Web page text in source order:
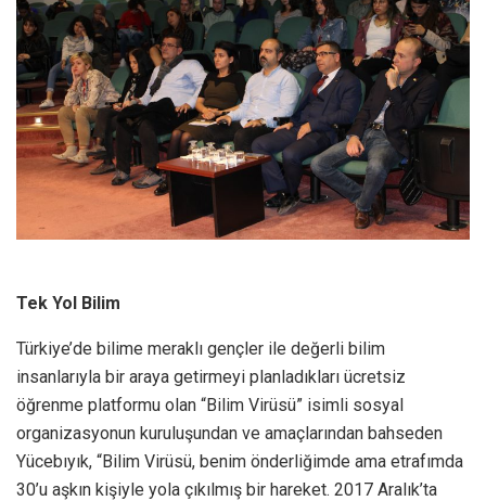
Tek Yol Bilim
Türkiye’de bilime meraklı gençler ile değerli bilim
insanlarıyla bir araya getirmeyi planladıkları ücretsiz
öğrenme platformu olan “Bilim Virüsü” isimli sosyal
organizasyonun kuruluşundan ve amaçlarından bahseden
Yücebıyık, “Bilim Virüsü, benim önderliğimde ama etrafımda
30’u aşkın kişiyle yola çıkılmış bir hareket. 2017 Aralık’ta